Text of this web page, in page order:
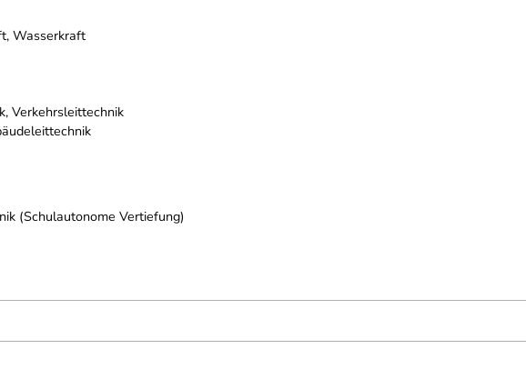
Wasserkraft
Verkehrsleittechnik
(Schulautonome Vertiefung)